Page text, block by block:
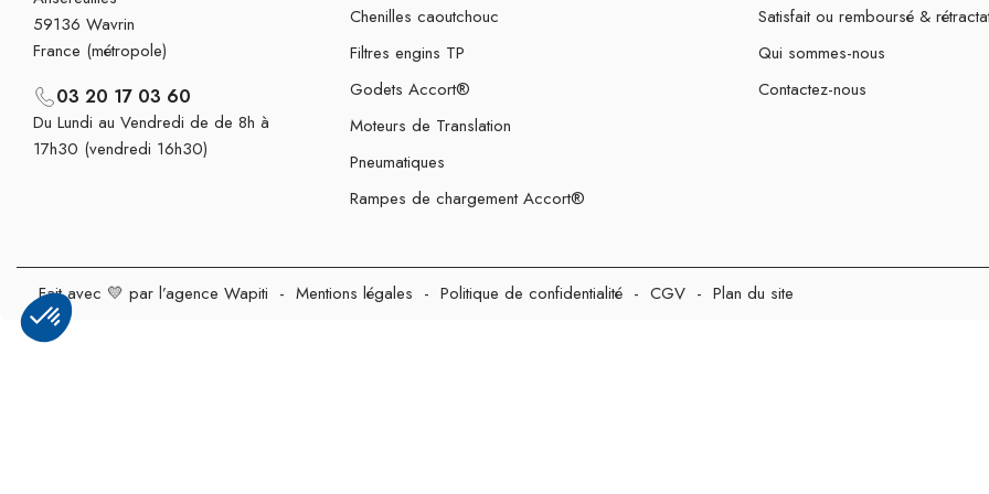
59136 Wavrin
France (métropole)
03 20 17 03 60
Du Lundi au Vendredi de de 8h à
17h30 (vendredi 16h30)
Chenilles caoutchouc
Filtres engins TP
Godets Accort®
Moteurs de Translation
Pneumatiques
Rampes de chargement Accort®
Satisfait ou remboursé &
Qui sommes-nous
Contactez-nous
Fait avec 💛 par l’agence Wapiti - Mentions légales - Politique de confidentialité - CGV - Plan du site